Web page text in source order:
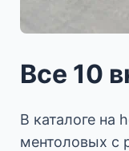
Все 10
В каталоге на
ментоловых с